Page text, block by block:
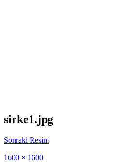
sirke1.jpg
Sonraki Resim
Full
1600 × 1600